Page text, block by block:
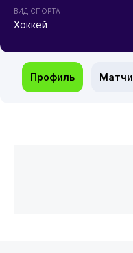
ВИД СПОРТА
Хоккей
Профиль Матчи